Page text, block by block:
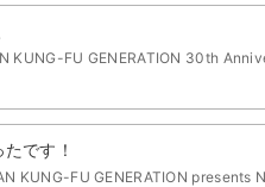
KUNG-FU GENERATION 30th
です！
KUNG-FU GENERATION presents